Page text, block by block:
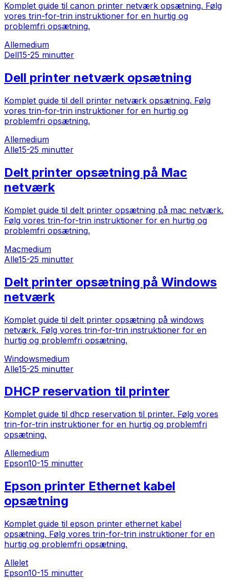
Komplet guide til canon printer netværk opsætning. Følg
vores trin-for-trin instruktioner for en hurtig og
problemfri opsætning.
Allemedium
Dell15-25 minutter
Dell printer netværk opsætning
Komplet guide til dell printer netværk opsætning. Følg
vores trin-for-trin instruktioner for en hurtig og
problemfri opsætning.
Allemedium
Alle15-25 minutter
Delt printer opsætning på Mac
netværk
Komplet guide til delt printer opsætning på mac netværk.
Følg vores trin-for-trin instruktioner for en hurtig og
problemfri opsætning.
Macmedium
Alle15-25 minutter
Delt printer opsætning på Windows
netværk
Komplet guide til delt printer opsætning på windows
netværk. Følg vores trin-for-trin instruktioner for en
hurtig og problemfri opsætning.
Windowsmedium
Alle15-25 minutter
DHCP reservation til printer
Komplet guide til dhcp reservation til printer. Følg vores
trin-for-trin instruktioner for en hurtig og problemfri
opsætning.
Allemedium
Epson10-15 minutter
Epson printer Ethernet kabel
opsætning
Komplet guide til epson printer ethernet kabel
opsætning. Følg vores trin-for-trin instruktioner for en
hurtig og problemfri opsætning.
Allelet
Epson10-15 minutter